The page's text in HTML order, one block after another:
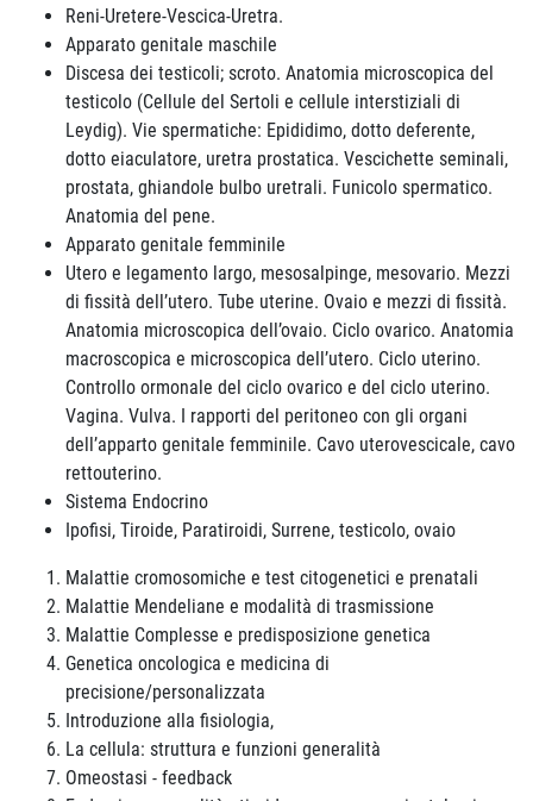
Reni-Uretere-Vescica-Uretra.
Apparato genitale maschile
Discesa dei testicoli; scroto. Anatomia microscopica del
testicolo (Cellule del Sertoli e cellule interstiziali di
Leydig). Vie spermatiche: Epididimo, dotto deferente,
dotto eiaculatore, uretra prostatica. Vescichette seminali,
prostata, ghiandole bulbo uretrali. Funicolo spermatico.
Anatomia del pene.
Apparato genitale femminile
Utero e legamento largo, mesosalpinge, mesovario. Mezzi
di fissità dell’utero. Tube uterine. Ovaio e mezzi di fissità.
Anatomia microscopica dell’ovaio. Ciclo ovarico. Anatomia
macroscopica e microscopica dell’utero. Ciclo uterino.
Controllo ormonale del ciclo ovarico e del ciclo uterino.
Vagina. Vulva. I rapporti del peritoneo con gli organi
dell’apparto genitale femminile. Cavo uterovescicale, cavo
rettouterino.
Sistema Endocrino
Ipofisi, Tiroide, Paratiroidi, Surrene, testicolo, ovaio
Malattie cromosomiche e test citogenetici e prenatali
Malattie Mendeliane e modalità di trasmissione
Malattie Complesse e predisposizione genetica
Genetica oncologica e medicina di
precisione/personalizzata
Introduzione alla fisiologia,
La cellula: struttura e funzioni generalità
Omeostasi - feedback